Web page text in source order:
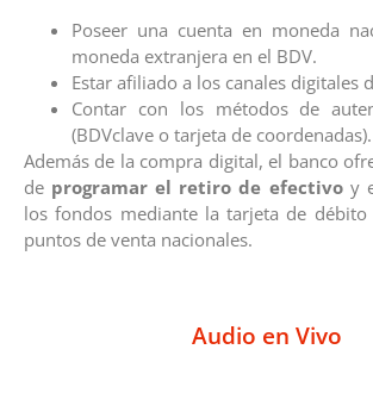
Poseer una cuenta en moneda
moneda extranjera en el BDV.
Estar afiliado a los canales digitales
Contar con los métodos de
(BDVclave o tarjeta de coordenadas).
Además de la compra digital, el banco
de programar el retiro de efectivoy
los fondos mediante la tarjeta de débito
puntos de venta nacionales.
Audio en Vivo